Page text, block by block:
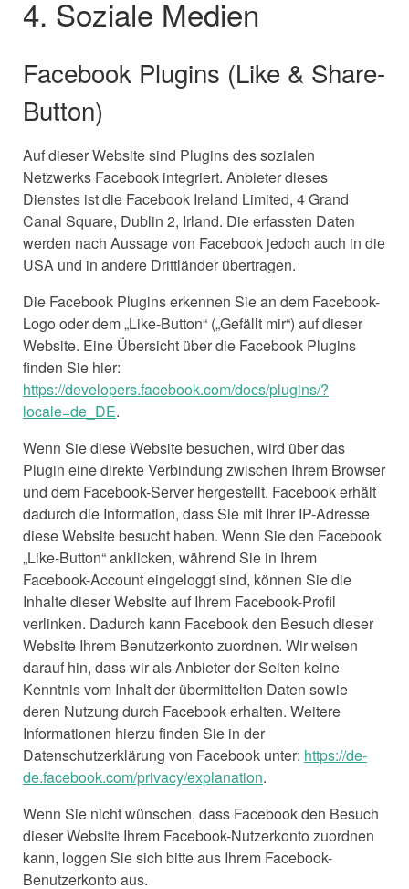
4. Soziale Medien
Facebook Plugins (Like & Share-
Button)
Auf dieser Website sind Plugins des sozialen
Netzwerks Facebook integriert. Anbieter dieses
Dienstes ist die Facebook Ireland Limited, 4 Grand
Canal Square, Dublin 2, Irland. Die erfassten Daten
werden nach Aussage von Facebook jedoch auch in die
USA und in andere Drittländer übertragen.
Die Facebook Plugins erkennen Sie an dem Facebook-
Logo oder dem „Like-Button“ („Gefällt mir“) auf dieser
Website. Eine Übersicht über die Facebook Plugins
finden Sie hier:
https://developers.facebook.com/docs/plugins/?
locale=de_DE.
Wenn Sie diese Website besuchen, wird über das
Plugin eine direkte Verbindung zwischen Ihrem Browser
und dem Facebook-Server hergestellt. Facebook erhält
dadurch die Information, dass Sie mit Ihrer IP-Adresse
diese Website besucht haben. Wenn Sie den Facebook
„Like-Button“ anklicken, während Sie in Ihrem
Facebook-Account eingeloggt sind, können Sie die
Inhalte dieser Website auf Ihrem Facebook-Profil
verlinken. Dadurch kann Facebook den Besuch dieser
Website Ihrem Benutzerkonto zuordnen. Wir weisen
darauf hin, dass wir als Anbieter der Seiten keine
Kenntnis vom Inhalt der übermittelten Daten sowie
deren Nutzung durch Facebook erhalten. Weitere
Informationen hierzu finden Sie in der
Datenschutzerklärung von Facebook unter: https://de-
de.facebook.com/privacy/explanation.
Wenn Sie nicht wünschen, dass Facebook den Besuch
dieser Website Ihrem Facebook-Nutzerkonto zuordnen
kann, loggen Sie sich bitte aus Ihrem Facebook-
Benutzerkonto aus.